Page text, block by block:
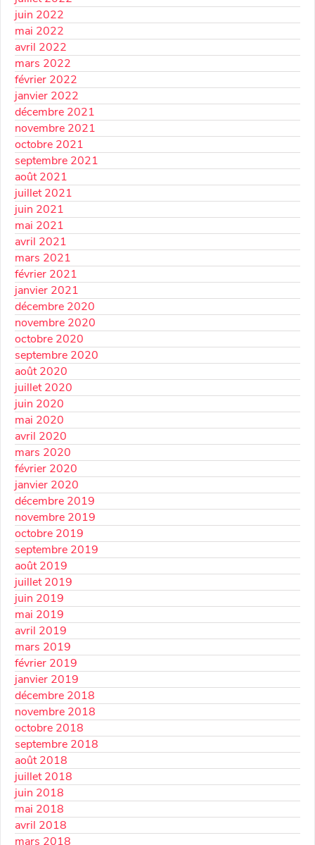
juin 2022
mai 2022
avril 2022
mars 2022
février 2022
janvier 2022
décembre 2021
novembre 2021
octobre 2021
septembre 2021
août 2021
juillet 2021
juin 2021
mai 2021
avril 2021
mars 2021
février 2021
janvier 2021
décembre 2020
novembre 2020
octobre 2020
septembre 2020
août 2020
juillet 2020
juin 2020
mai 2020
avril 2020
mars 2020
février 2020
janvier 2020
décembre 2019
novembre 2019
octobre 2019
septembre 2019
août 2019
juillet 2019
juin 2019
mai 2019
avril 2019
mars 2019
février 2019
janvier 2019
décembre 2018
novembre 2018
octobre 2018
septembre 2018
août 2018
juillet 2018
juin 2018
mai 2018
avril 2018
mars 2018